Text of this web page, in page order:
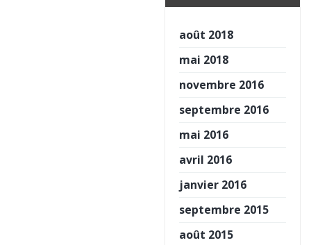
août 2018
mai 2018
novembre 2016
septembre 2016
mai 2016
avril 2016
janvier 2016
septembre 2015
août 2015